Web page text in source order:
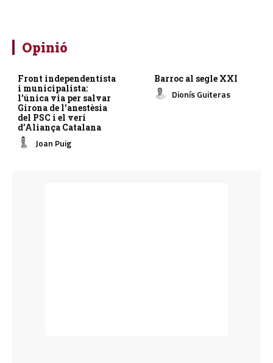
Opinió
Front independentista
i municipalista:
l’única via per salvar
Girona de l’anestèsia
del PSC i el verí
d’Aliança Catalana
Joan Puig
Barroc al segle XXI
Dionís Guiteras